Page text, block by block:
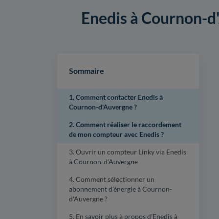
Enedis à Cournon-
Sommaire
1. Comment contacter Enedis à
Cournon-d'Auvergne ?
2. Comment réaliser le raccordement
de mon compteur avec Enedis ?
3. Ouvrir un compteur Linky via Enedis
à Cournon-d'Auvergne
4. Comment sélectionner un
abonnement d'énergie à Cournon-
d'Auvergne ?
5. En savoir plus à propos d'Enedis à